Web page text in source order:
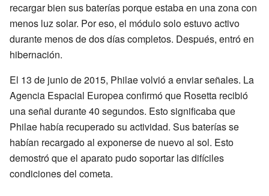
recargar bien sus baterías porque estaba en una zona con
menos luz solar. Por eso, el módulo solo estuvo activo
durante menos de dos días completos. Después, entró en
hibernación.
El 13 de junio de 2015, Philae volvió a enviar señales. La
Agencia Espacial Europea confirmó que Rosetta recibió
una señal durante 40 segundos. Esto significaba que
Philae había recuperado su actividad. Sus baterías se
habían recargado al exponerse de nuevo al sol. Esto
demostró que el aparato pudo soportar las difíciles
condiciones del cometa.